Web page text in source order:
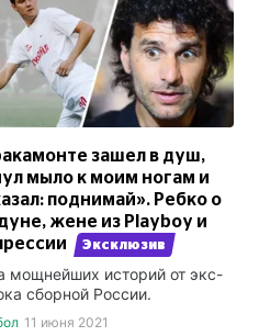
зашел в душ,
мыло к моим ногам и
поднимай». Ребко о
жене из Playboy и
Эксклюзив
мощнейших историй от экс-
сборной России.
11 июня 2021